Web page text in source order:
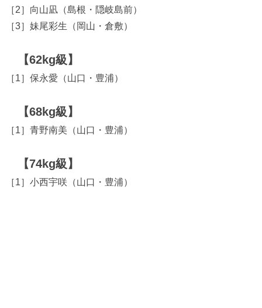
［2］向山凪（島根・隠岐島前）
［3］妹尾彩生（岡山・倉敷）
【62kg級】
［1］保永愛（山口・豊浦）
【68kg級】
［1］青野南美（山口・豊浦）
【74kg級】
［1］小西宇咲（山口・豊浦）